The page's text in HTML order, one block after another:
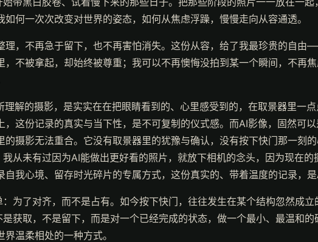
一次次改变对世界的姿态，如何从焦虑浮躁，慢慢走向从容通透。
，不再急于留下，也不再害怕消失。这份从容，给了我最珍贵的自
不被拿起，却始终被尊重；我可以不再懊悔没拍到某一个瞬间，不再焦
解的摄影，是实实在在把眼睛看到的、心里感受到的，在取景器里一
这份记录的真实与当下性，是不可复制的仪式感。而AI影像，固然可
摄影无法重合。它没有取景器里的犹豫与确认，没有按下快门那一刻
从未有过因为AI能做出更好看的照片，就放下相机的念头，因为现在的
心境、留存时光碎片的专属方式，这份真实的、带着温度的记录，是
为了对齐，而不是占有。如今按下快门，往往发生在某个结构忽然成
获取，不是留下，而是对一个已经完成的状态，做一个最小、最温和的
温柔相处的一种方式。